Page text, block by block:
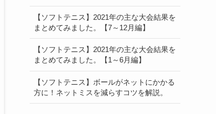
【ソフトテニス】2021年の主な大会結果を
まとめてみました。【7～12月編】
【ソフトテニス】2021年の主な大会結果を
まとめてみました。【1～6月編】
【ソフトテニス】ボールがネットにかかる
方に！ネットミスを減らすコツを解説。